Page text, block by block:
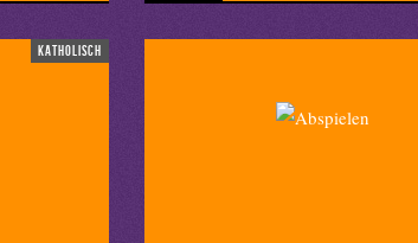
katholisch